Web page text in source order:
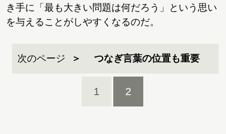
き手に「最も大きい問題は何だろう」という思い
を与えることがしやすくなるのだ。
次のページ つなぎ言葉の位置も重要
1 2